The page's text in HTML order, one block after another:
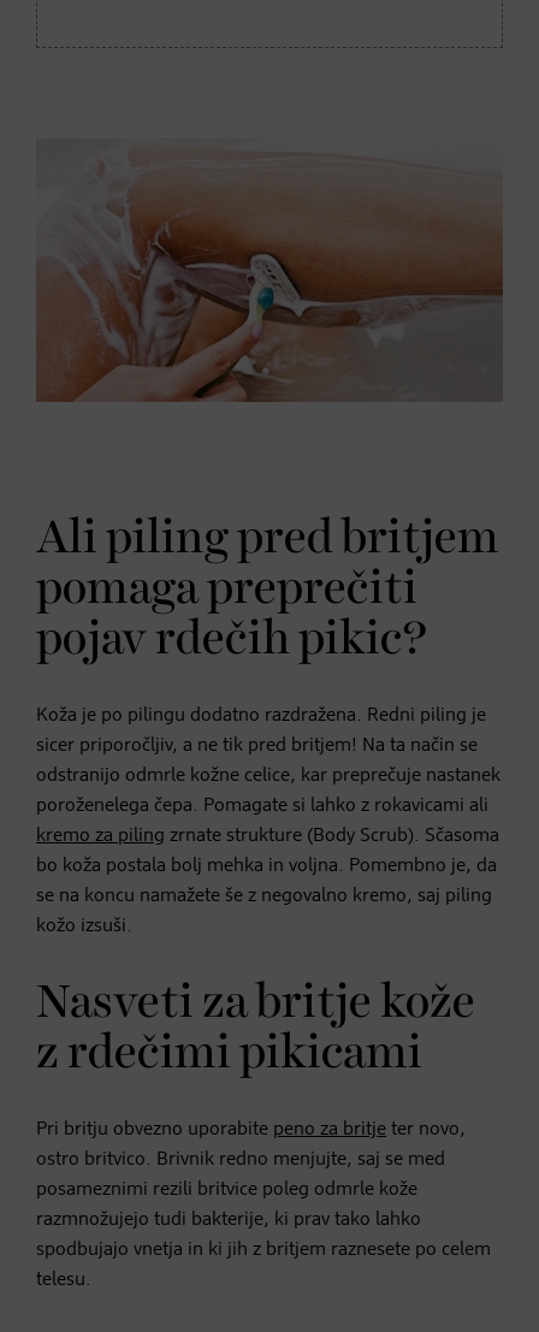
Ali piling pred britjem
pomaga preprečiti
pojav rdečih pikic?
Koža je po pilingu dodatno razdražena. Redni piling je
sicer priporočljiv, a ne tik pred britjem! Na ta način se
odstranijo odmrle kožne celice, kar preprečuje nastanek
poroženelega čepa. Pomagate si lahko z rokavicami ali
kremo za piling zrnate strukture (Body Scrub). Sčasoma
bo koža postala bolj mehka in voljna. Pomembno je, da
se na koncu namažete še z negovalno kremo, saj piling
kožo izsuši.
Nasveti za britje kože
z rdečimi pikicami
Pri britju obvezno uporabite peno za britje ter novo,
ostro britvico. Brivnik redno menjujte, saj se med
posameznimi rezili britvice poleg odmrle kože
razmnožujejo tudi bakterije, ki prav tako lahko
spodbujajo vnetja in ki jih z britjem raznesete po celem
telesu.